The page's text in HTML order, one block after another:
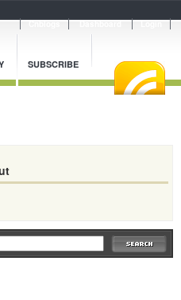
SUBSCRIBE